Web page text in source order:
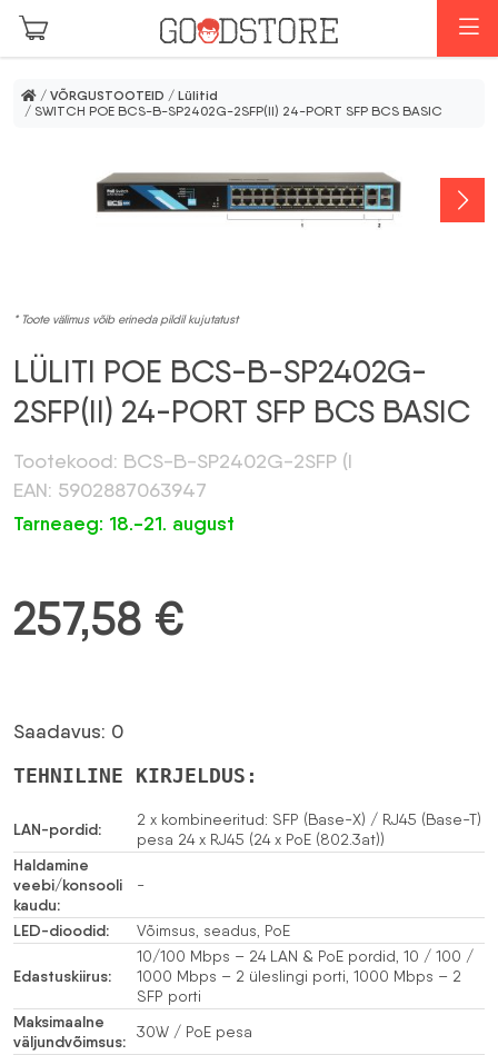
Skip to main content
/ VÕRGUSTOOTEID / Lülitid
/ SWITCH POE BCS-B-SP2402G-2SFP(II) 24-PORT SFP BCS BASIC
* Toote välimus võib erineda pildil kujutatust
LÜLITI POE BCS-B-SP2402G-
2SFP(II) 24-PORT SFP BCS BASIC
Tootekood: BCS-B-SP2402G-2SFP (I
EAN: 5902887063947
Tarneaeg: 18.-21. august
257,58 €
Saadavus: 0
TEHNILINE KIRJELDUS:
LAN-pordid:
2 x kombineeritud: SFP (Base-X) / RJ45 (Base-T)
pesa 24 x RJ45 (24 x PoE (802.3at))
Haldamine
veebi/konsooli
kaudu:
-
LED-dioodid: Võimsus, seadus, PoE
Edastuskiirus:
10/100 Mbps – 24 LAN & PoE pordid, 10 / 100 /
1000 Mbps – 2 üleslingi porti, 1000 Mbps – 2
SFP porti
Maksimaalne
väljundvõimsus:
30W / PoE pesa